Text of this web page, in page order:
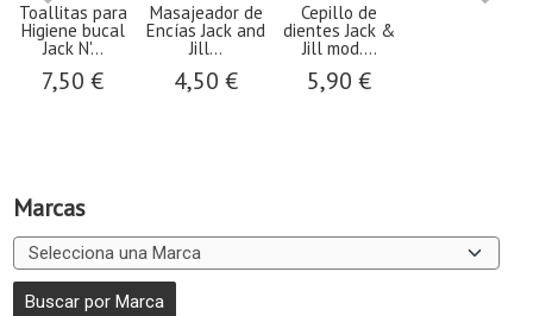
Marcas
Toallitas para
Higiene bucal
Jack N'...
7,50 €
Masajeador de
Encías Jack and
Jill...
4,50 €
Cepillo de
dientes Jack &
Jill mod....
5,90 €